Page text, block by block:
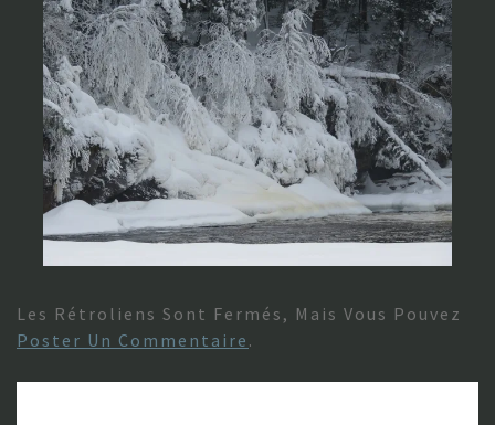
Les Rétroliens Sont Fermés, Mais Vous Pouvez
Poster Un Commentaire .